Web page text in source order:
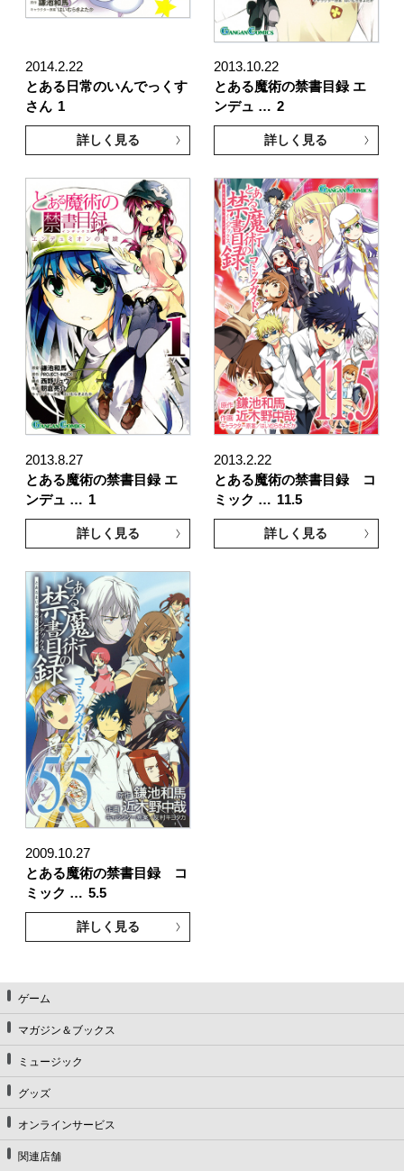
2014.2.22
とある日常のいんでっくす
さん 1
詳しく見る
2013.10.22
とある魔術の禁書目録 エ
ンデュ … 2
詳しく見る
2013.8.27
とある魔術の禁書目録 エ
ンデュ … 1
詳しく見る
2013.2.22
とある魔術の禁書目録 コ
ミック … 11.5
詳しく見る
2009.10.27
とある魔術の禁書目録 コ
ミック … 5.5
詳しく見る
ゲーム
マガジン＆ブックス
ミュージック
グッズ
オンラインサービス
関連店舗